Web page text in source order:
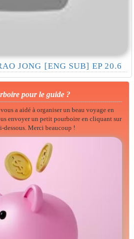
JONG [ENG SUB] EP 20.6
pour le guide ?
a aidé à organiser un beau voyage en
envoyer un petit pourboire en cliquant sur
dessous. Merci beaucoup !